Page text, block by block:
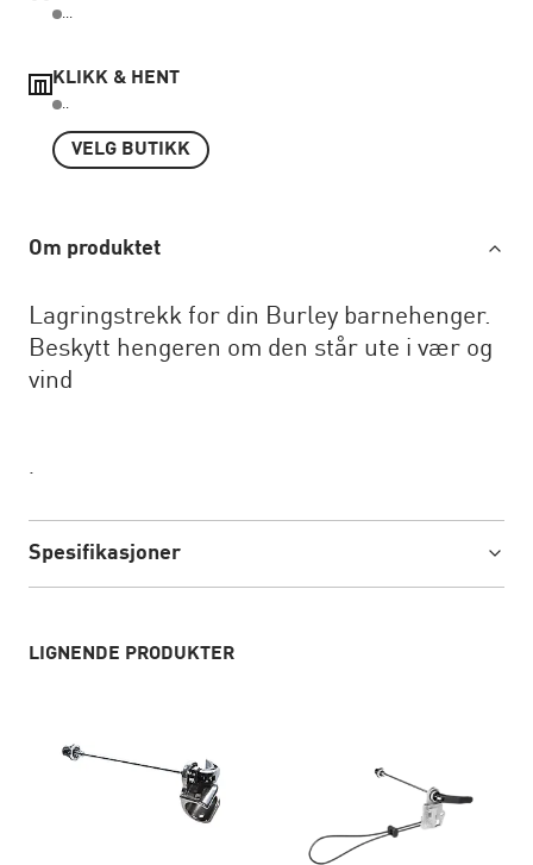
...
KLIKK & HENT
..
VELG BUTIKK
Om produktet
Lagringstrekk for din Burley barnehenger.
Beskytt hengeren om den står ute i vær og
vind
Spesifikasjoner
LIGNENDE PRODUKTER